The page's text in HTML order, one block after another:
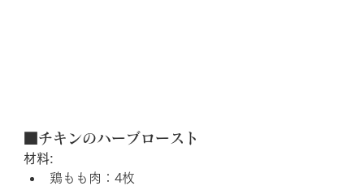
■チキンのハーブロースト
材料:
鶏もも肉：4枚